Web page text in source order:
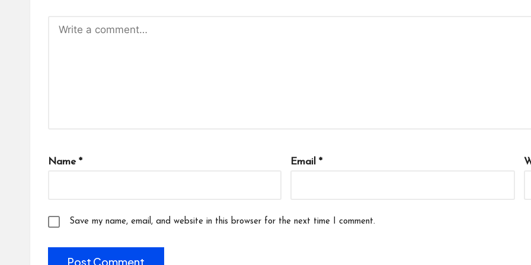
Name * Email *
Save my name, email, and website in this browser for the next time I comment.